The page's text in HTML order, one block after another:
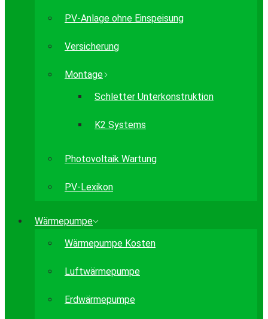
PV-Anlage ohne Einspeisung
Versicherung
Montage
Schletter Unterkonstruktion
K2 Systems
Photovoltaik Wartung
PV-Lexikon
Wärmepumpe
Wärmepumpe Kosten
Luftwärmepumpe
Erdwärmepumpe